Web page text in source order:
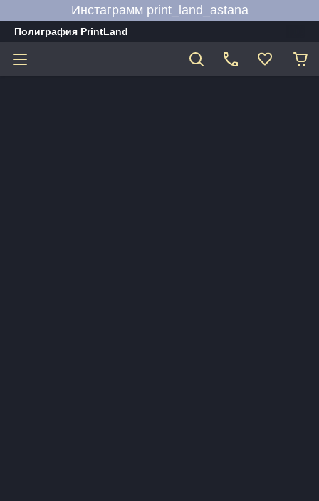
Инстаграмм print_land_astana
Полиграфия PrintLand